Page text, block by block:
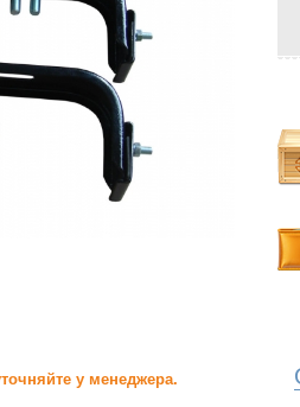
у менеджера.